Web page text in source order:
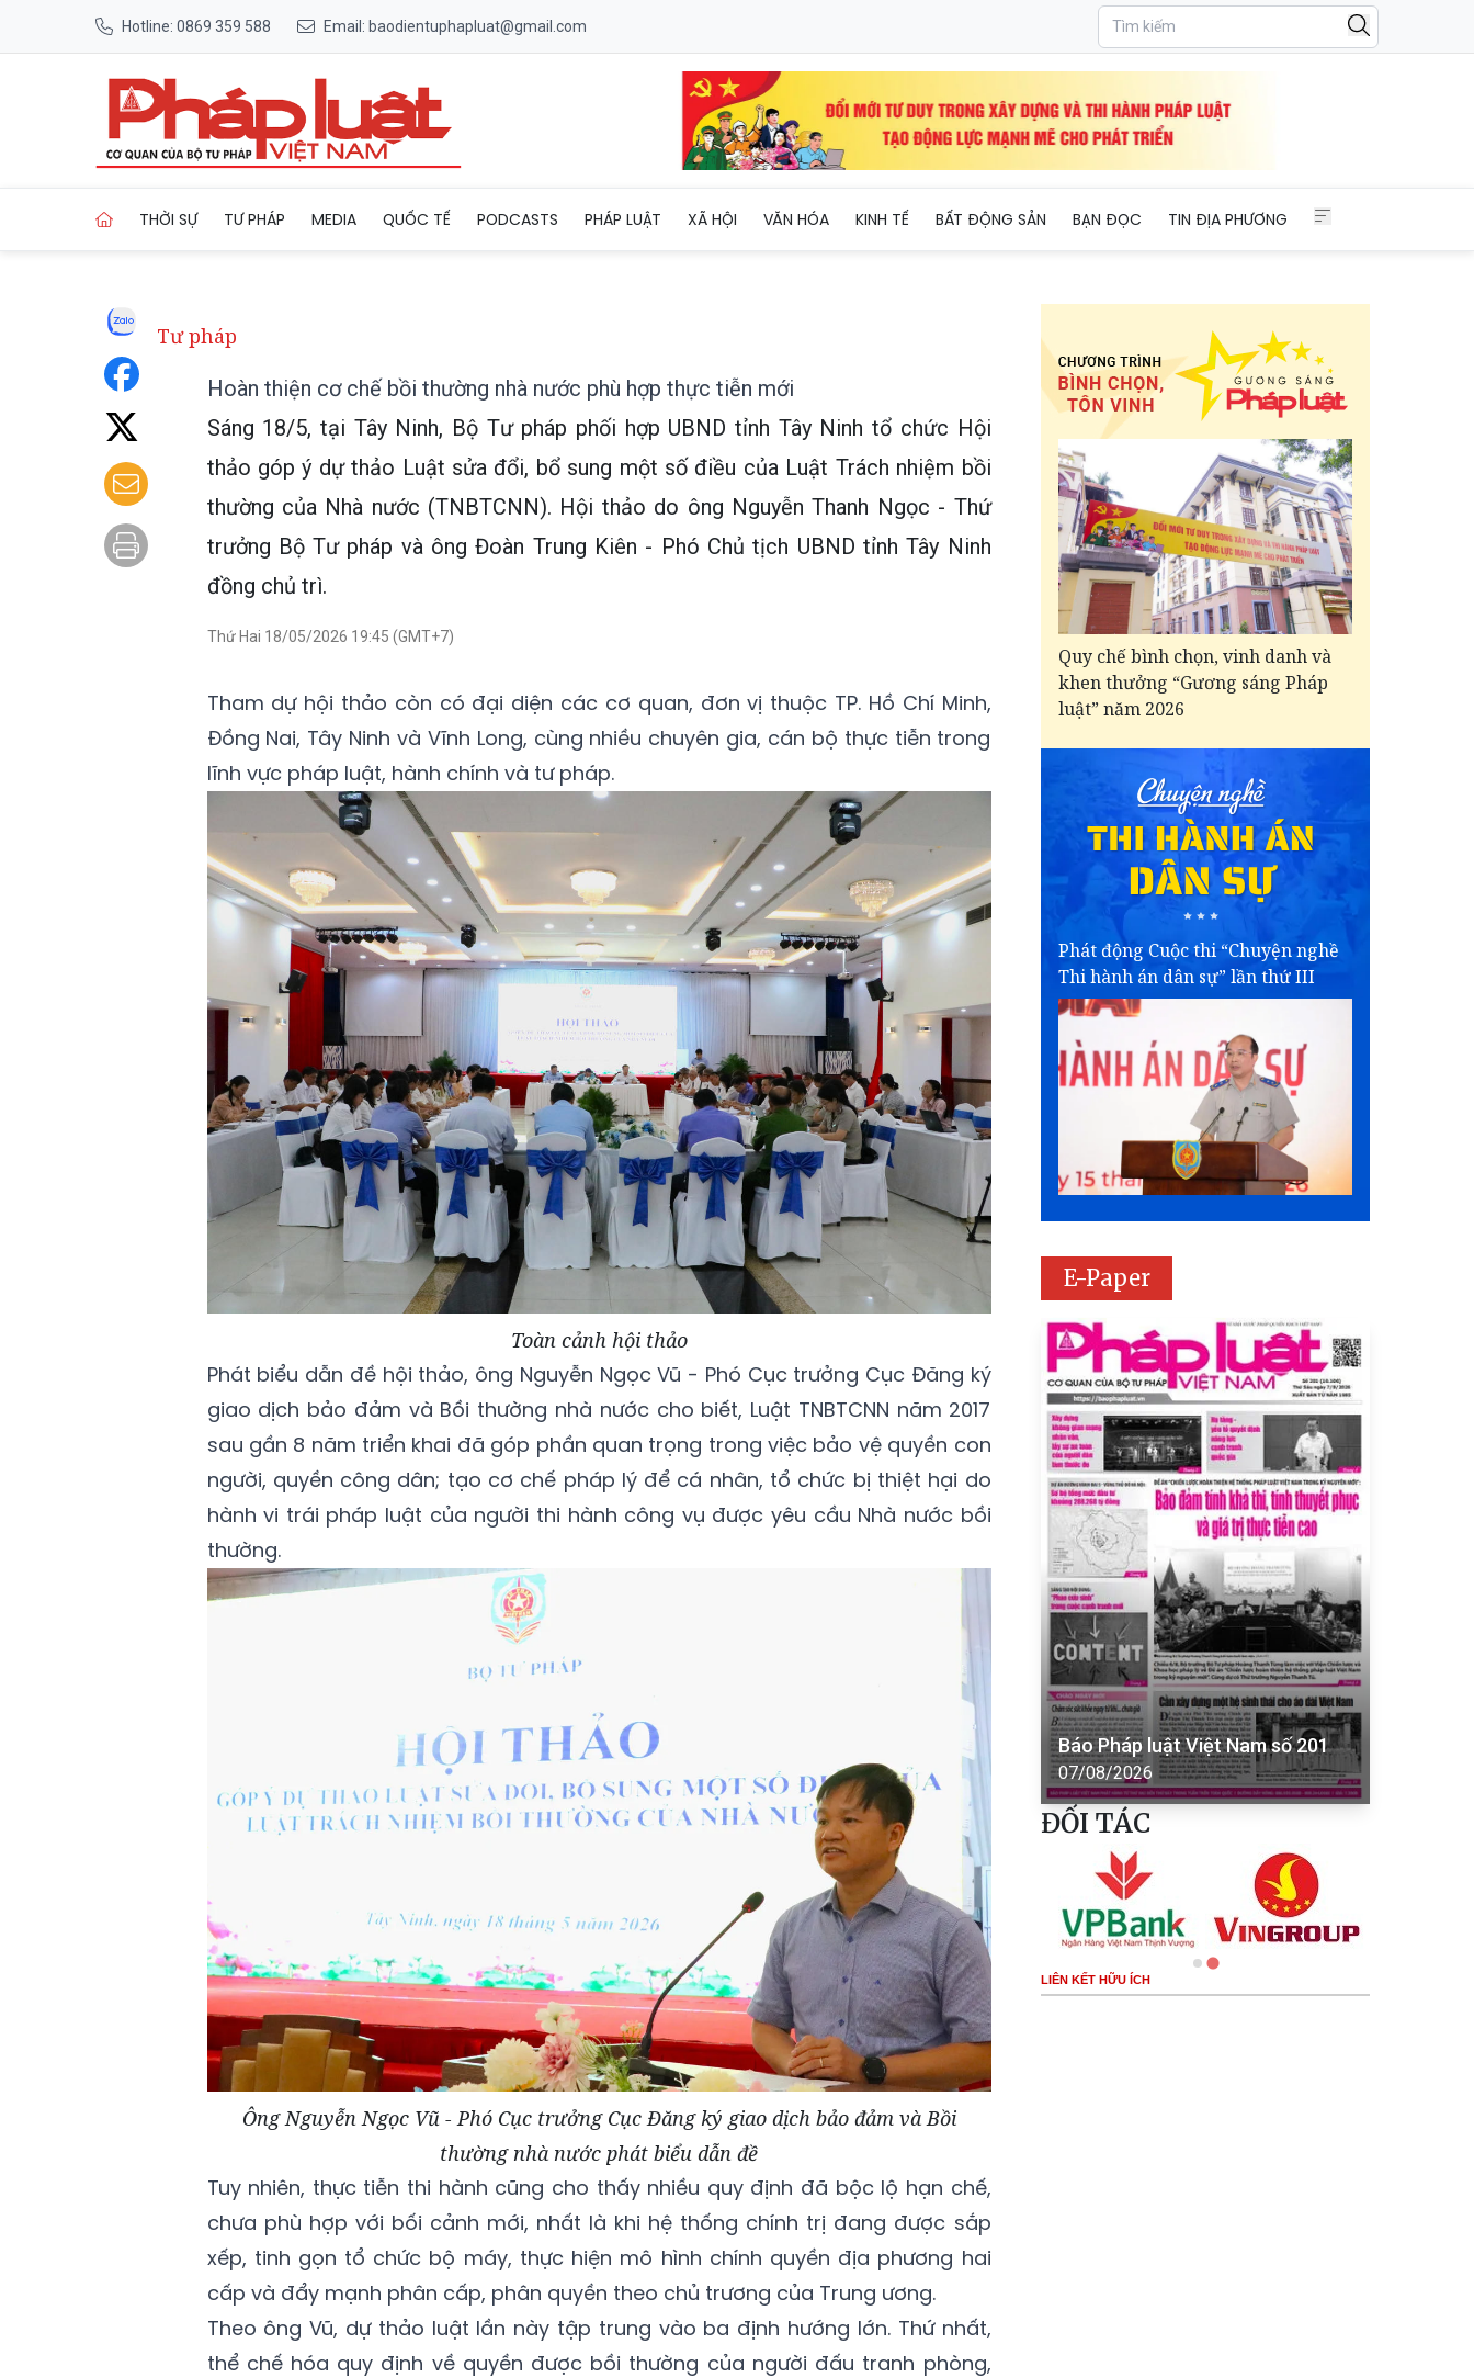
Hotline: 0869 359 588 Email: baodientuphapluat@gmail.com
THỜI SỰ TƯ PHÁP MEDIA QUỐC TẾ PODCASTS PHÁP LUẬT XÃ HỘI VĂN HÓA KINH TẾ BẤT ĐỘNG SẢN BẠN ĐỌC TIN ĐỊA PHƯƠNG
Tư pháp
Hoàn thiện cơ chế bồi thường nhà nước phù hợp thực tiễn mới
Sáng 18/5, tại Tây Ninh, Bộ Tư pháp phối hợp UBND tỉnh Tây Ninh tổ chức Hội
thảo góp ý dự thảo Luật sửa đổi, bổ sung một số điều của Luật Trách nhiệm bồi
thường của Nhà nước (TNBTCNN). Hội thảo do ông Nguyễn Thanh Ngọc - Thứ
trưởng Bộ Tư pháp và ông Đoàn Trung Kiên - Phó Chủ tịch UBND tỉnh Tây Ninh
đồng chủ trì.
Thứ Hai 18/05/2026 19:45 (GMT+7)
Tham dự hội thảo còn có đại diện các cơ quan, đơn vị thuộc TP. Hồ Chí Minh,
Đồng Nai, Tây Ninh và Vĩnh Long, cùng nhiều chuyên gia, cán bộ thực tiễn trong
lĩnh vực pháp luật, hành chính và tư pháp.
Toàn cảnh hội thảo
Phát biểu dẫn đề hội thảo, ông Nguyễn Ngọc Vũ - Phó Cục trưởng Cục Đăng ký
giao dịch bảo đảm và Bồi thường nhà nước cho biết, Luật TNBTCNN năm 2017
sau gần 8 năm triển khai đã góp phần quan trọng trong việc bảo vệ quyền con
người, quyền công dân; tạo cơ chế pháp lý để cá nhân, tổ chức bị thiệt hại do
hành vi trái pháp luật của người thi hành công vụ được yêu cầu Nhà nước bồi
thường.
Ông Nguyễn Ngọc Vũ - Phó Cục trưởng Cục Đăng ký giao dịch bảo đảm và Bồi
thường nhà nước phát biểu dẫn đề
Tuy nhiên, thực tiễn thi hành cũng cho thấy nhiều quy định đã bộc lộ hạn chế,
chưa phù hợp với bối cảnh mới, nhất là khi hệ thống chính trị đang được sắp
xếp, tinh gọn tổ chức bộ máy, thực hiện mô hình chính quyền địa phương hai
cấp và đẩy mạnh phân cấp, phân quyền theo chủ trương của Trung ương.
Theo ông Vũ, dự thảo luật lần này tập trung vào ba định hướng lớn. Thứ nhất,
thể chế hóa quy định về quyền được bồi thường của người đấu tranh phòng,
Quy chế bình chọn, vinh danh và
khen thưởng “Gương sáng Pháp
luật” năm 2026
Phát động Cuộc thi “Chuyện nghề
Thi hành án dân sự” lần thứ III
E-Paper
Báo Pháp luật Việt Nam số 201
07/08/2026
ĐỐI TÁC
LIÊN KẾT HỮU ÍCH